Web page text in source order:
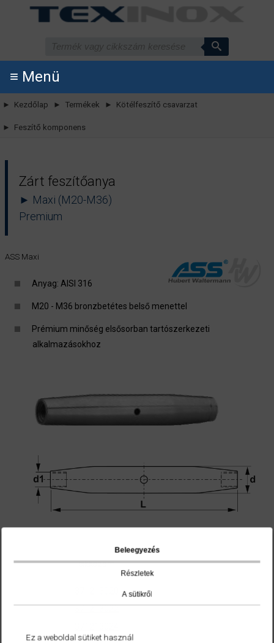
≡ Menü
► Kezdőlap ► Termékek ► Kötélfeszítő csavarzat
► Feszítő komponens
Zárt feszítőanya
► Maxi (M20-M36)
Premium
ASS Maxi
Anyag: AISI 316
M20 - M36 bronzbetétes belső menettel
Prémium minőség elsősorban tartószerkezeti
alkalmazásokhoz
cikkszám
371213022
Beleegyezés
Részletek
A sütikről
Ez a weboldal sütiket használ